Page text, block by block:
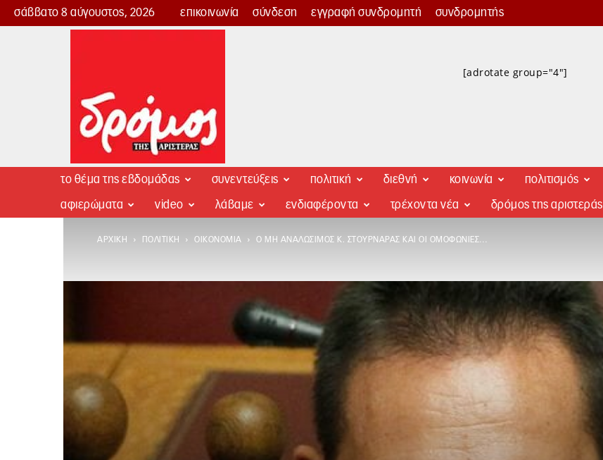
σάββατο 8 αύγουστος, 2026 επικοινωνία σύνδεση εγγραφή συνδρομητή συνδρομητής
Δρόμος
[adrotate group="4"]
το θέμα της εβδομάδας συνεντεύξεις πολιτική διεθνή κοινωνία πολιτισμός
αφιερώματα video λάβαμε ενδιαφέροντα τρέχοντα νέα δρόμος της αριστεράς
ΑΡΧΙΚΉ ΠΟΛΙΤΙΚΉ ΟΙΚΟΝΟΜΊΑ Ο ΜΗ ΑΝΑΛΏΣΙΜΟΣ Κ. ΣΤΟΥΡΝΆΡΑΣ ΚΑΙ ΟΙ ΟΜΟΦΩΝΊΕΣ…